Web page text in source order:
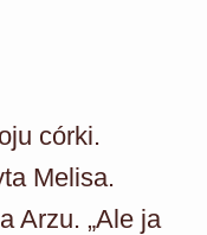
córki.
Melisa.
Arzu. „Ale ja